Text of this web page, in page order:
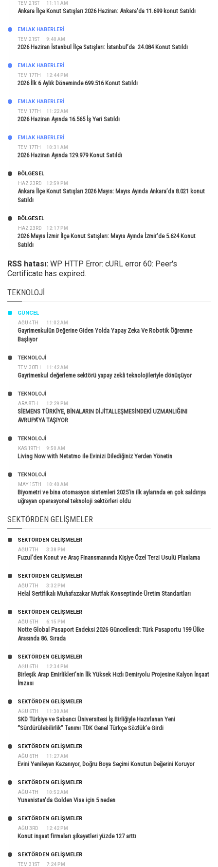
TEM 21ST 11:11 AM
Ankara İlçe Konut Satışları 2026 Haziran: Ankara’da 11.699 konut Satıldı
TEM 21ST 9:40 AM
EMLAK HABERLERI
2026 Haziran İstanbul İlçe Satışları: İstanbul’da 24.084 Konut Satıldı
TEM 17TH 12:44 PM
EMLAK HABERLERI
2026 İlk 6 Aylık Döneminde 699.516 Konut Satıldı
TEM 17TH 11:22 AM
EMLAK HABERLERI
2026 Haziran Ayında 16.565 İş Yeri Satıldı
TEM 17TH 10:31 AM
EMLAK HABERLERI
2026 Haziran Ayında 129.979 Konut Satıldı
HAZ 23RD 12:59 PM
BÖLGESEL
Ankara İlçe Konut Satışları 2026 Mayıs: Mayıs Ayında Ankara’da 8.021 konut
Satıldı
HAZ 23RD 12:17 PM
BÖLGESEL
2026 Mayıs İzmir İlçe Konut Satışları: Mayıs Ayında İzmir’de 5.624 Konut
Satıldı
RSS hatası: WP HTTP Error: cURL error 60: Peer's
Certificate has expired.
TEKNOLOJI
AĞU 4TH 11:02 AM
GÜNCEL
Gayrimenkulün Değerine Giden Yolda Yapay Zeka Ve Robotik Öğrenme
Başlıyor
TEM 30TH 11:42 AM
TEKNOLOJİ
Gayrimenkul değerleme sektörü yapay zekâ teknolojileriyle dönüşüyor
ARA 8TH 12:29 PM
TEKNOLOJİ
SİEMENS TÜRKİYE, BİNALARIN DİJİTALLEŞMESİNDEKİ UZMANLIĞINI
AVRUPA’YA TAŞIYOR
KAS 19TH 9:50 AM
TEKNOLOJİ
Living Now with Netatmo ile Evinizi Dilediğiniz Yerden Yönetin
MAY 15TH 10:40 AM
TEKNOLOJİ
Biyometri ve bina otomasyon sistemleri 2025’in ilk aylarında en çok saldırıya
uğrayan operasyonel teknoloji sektörleri oldu
SEKTÖRDEN GELIŞMELER
AĞU 7TH 3:38 PM
SEKTÖRDEN GELIŞMELER
Fuzul’den Konut ve Araç Finansmanında Kişiye Özel Terzi Usulü Planlama
AĞU 7TH 3:32 PM
SEKTÖRDEN GELIŞMELER
Helal Sertifikalı Muhafazakar Mutfak Konseptinde Üretim Standartları
AĞU 6TH 6:15 PM
SEKTÖRDEN GELIŞMELER
Notte Global Pasaport Endeksi 2026 Güncellendi: Türk Pasaportu 199 Ülke
Arasında 86. Sırada
AĞU 6TH 12:34 PM
SEKTÖRDEN GELIŞMELER
Birleşik Arap Emirlikleri’nin İlk Yüksek Hızlı Demiryolu Projesine Kalyon İnşaat
İmzası
AĞU 6TH 11:30 AM
SEKTÖRDEN GELIŞMELER
SKD Türkiye ve Sabancı Üniversitesi İş Birliğiyle Hazırlanan Yeni
“Sürdürülebilirlik” Tanımı TDK Genel Türkçe Sözlük’e Girdi
AĞU 6TH 11:27 AM
SEKTÖRDEN GELIŞMELER
Evini Yenileyen Kazanıyor, Doğru Boya Seçimi Konutun Değerini Koruyor
AĞU 4TH 10:52 AM
SEKTÖRDEN GELIŞMELER
Yunanistan’da Golden Visa için 5 neden
AĞU 3RD 12:42 PM
SEKTÖRDEN GELIŞMELER
Konut inşaat firmaları şikayetleri yüzde 127 arttı
TEM 31ST 7:24 PM
SEKTÖRDEN GELIŞMELER